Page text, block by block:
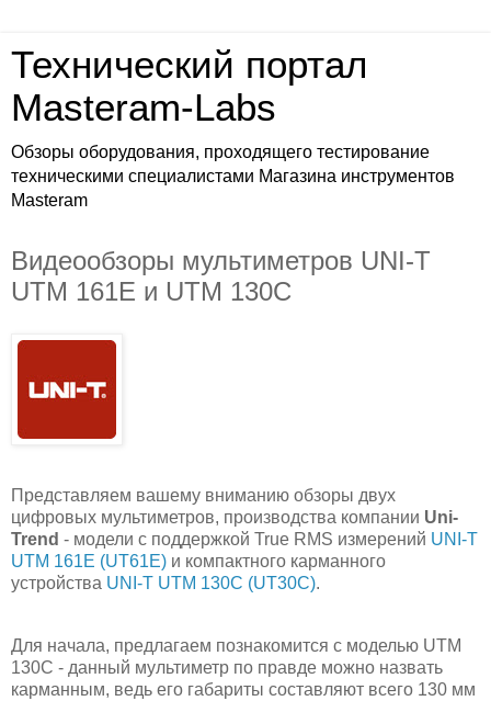
Технический портал
Masteram-Labs
Обзоры оборудования, проходящего тестирование
техническими специалистами Магазина инструментов
Masteram
Видеообзоры мультиметров UNI-T
UTM 161E и UTM 130C
Представляем вашему вниманию обзоры двух
цифровых мультиметров, производства компании Uni-
Trend - модели с поддержкой True RMS измерений UNI-T
UTM 161E (UT61E) и компактного карманного
устройства UNI-T UTM 130C (UT30C).
Для начала, предлагаем познакомится с моделью UTM
130C - данный мультиметр по правде можно назвать
карманным, ведь его габариты составляют всего 130 мм